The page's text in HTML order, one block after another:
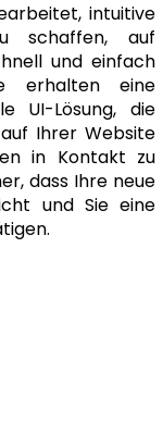
intuitive
schaffen, auf
und einfach
erhalten eine
UI-Lösung, die
Ihrer Website
in Kontakt zu
dass Ihre neue
und Sie eine